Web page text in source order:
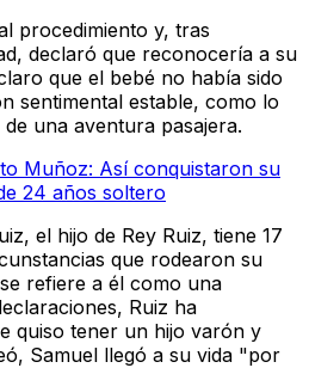
procedimiento y, tras
declaró que reconocería a su
que el bebé no había sido
sentimental estable, como lo
una aventura pasajera.
Muñoz: Así conquistaron su
24 años soltero
el hijo de Rey Ruiz, tiene 17
que rodearon su
refiere a él como una
Ruiz ha
quiso tener un hijo varón y
Samuel llegó a su vida "por